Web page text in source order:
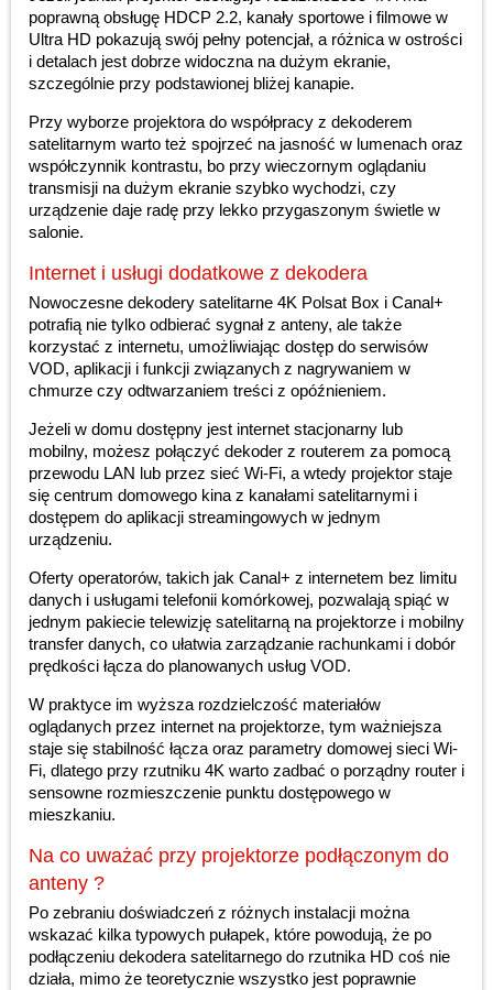
poprawną obsługę HDCP 2.2, kanały sportowe i filmowe w
Ultra HD pokazują swój pełny potencjał, a różnica w ostrości
i detalach jest dobrze widoczna na dużym ekranie,
szczególnie przy podstawionej bliżej kanapie.
Przy wyborze projektora do współpracy z dekoderem
satelitarnym warto też spojrzeć na jasność w lumenach oraz
współczynnik kontrastu, bo przy wieczornym oglądaniu
transmisji na dużym ekranie szybko wychodzi, czy
urządzenie daje radę przy lekko przygaszonym świetle w
salonie.
Internet i usługi dodatkowe z dekodera
Nowoczesne dekodery satelitarne 4K Polsat Box i Canal+
potrafią nie tylko odbierać sygnał z anteny, ale także
korzystać z internetu, umożliwiając dostęp do serwisów
VOD, aplikacji i funkcji związanych z nagrywaniem w
chmurze czy odtwarzaniem treści z opóźnieniem.
Jeżeli w domu dostępny jest internet stacjonarny lub
mobilny, możesz połączyć dekoder z routerem za pomocą
przewodu LAN lub przez sieć Wi-Fi, a wtedy projektor staje
się centrum domowego kina z kanałami satelitarnymi i
dostępem do aplikacji streamingowych w jednym
urządzeniu.
Oferty operatorów, takich jak Canal+ z internetem bez limitu
danych i usługami telefonii komórkowej, pozwalają spiąć w
jednym pakiecie telewizję satelitarną na projektorze i mobilny
transfer danych, co ułatwia zarządzanie rachunkami i dobór
prędkości łącza do planowanych usług VOD.
W praktyce im wyższa rozdzielczość materiałów
oglądanych przez internet na projektorze, tym ważniejsza
staje się stabilność łącza oraz parametry domowej sieci Wi-
Fi, dlatego przy rzutniku 4K warto zadbać o porządny router i
sensowne rozmieszczenie punktu dostępowego w
mieszkaniu.
Na co uważać przy projektorze podłączonym do
anteny ?
Po zebraniu doświadczeń z różnych instalacji można
wskazać kilka typowych pułapek, które powodują, że po
podłączeniu dekodera satelitarnego do rzutnika HD coś nie
działa, mimo że teoretycznie wszystko jest poprawnie